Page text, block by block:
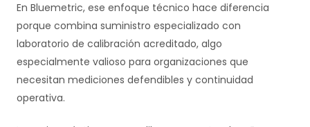
En Bluemetric, ese enfoque técnico hace diferencia
porque combina suministro especializado con
laboratorio de calibración acreditado, algo
especialmente valioso para organizaciones que
necesitan mediciones defendibles y continuidad
operativa.